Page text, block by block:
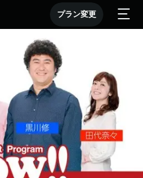
プラン変更